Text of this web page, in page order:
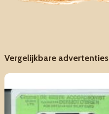
Vergelijkbare advertenties